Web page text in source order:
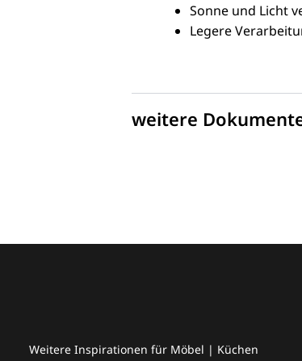
Sonne und Licht
Legere
weitere
Weitere Inspirationen für Möbel | Küchen